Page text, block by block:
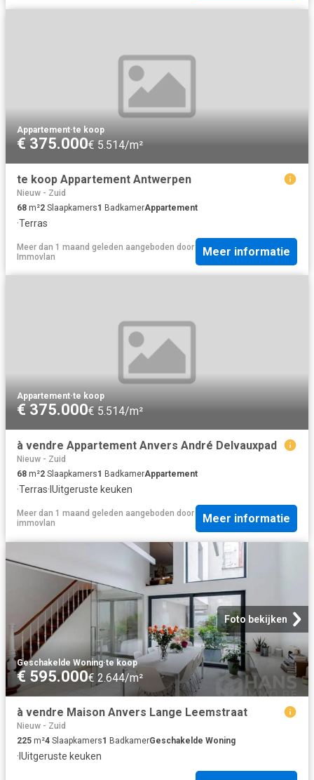
Appartement·te koop
€ 375.000€ 5.514/m²
te koop Appartement Antwerpen
Nieuw - Zuid
68 m²2 Slaapkamers1 BadkamerAppartement
·Terras
Meer dan 1 maand geleden aangeboden door
Immovlan
Meer informatie
Appartement·te koop
€ 375.000€ 5.514/m²
à vendre Appartement Anvers André Delvauxpad
Nieuw - Zuid
68 m²2 Slaapkamers1 BadkamerAppartement
·Terras· IUitgeruste keuken
Meer dan 1 maand geleden aangeboden door
immovlan
Meer informatie
Foto bekijken
Geschakelde Woning·te koop
€ 595.000€ 2.644/m²
à vendre Maison Anvers Lange Leemstraat
Nieuw - Zuid
225 m²4 Slaapkamers1 BadkamerGeschakelde Woning
· IUitgeruste keuken